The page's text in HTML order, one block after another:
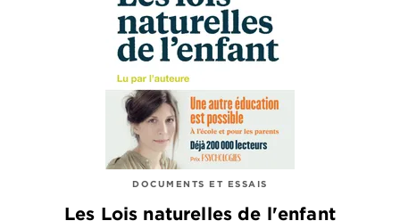
DOCUMENTS ET ESSAIS
Les Lois naturelles de l'enfant